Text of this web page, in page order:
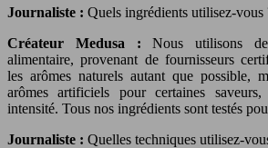
Journaliste : Quels ingrédients utilisez-vous
Créateur Medusa :Nous utilisons
alimentaire, provenant de fournisseurs
les arômes naturels autant que possible,
arômes artificiels pour certaines
intensité. Tous nos ingrédients sont testés
Journaliste : Quelles techniques utilisez-